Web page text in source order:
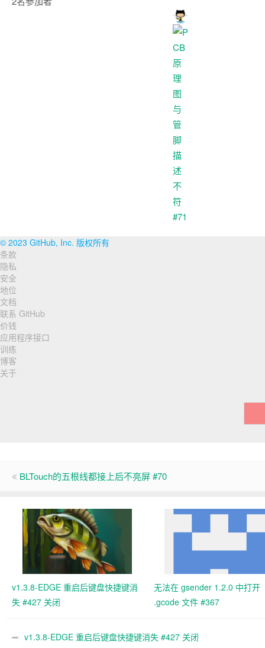
© 2023 GitHub, Inc. 版权所有
页
脚
导
航
条款
隐私
安全
地位
文档
联系 GitHub
价钱
应用程序接口
训练
博客
关于
BLTouch的五根线都接上后不亮屏 #70
v1.3.8-EDGE 重启后键盘快捷键消
失 #427 关闭
无法在 gsender 1.2.0 中打开
.gcode 文件 #367
v1.3.8-EDGE 重启后键盘快捷键消失 #427 关闭